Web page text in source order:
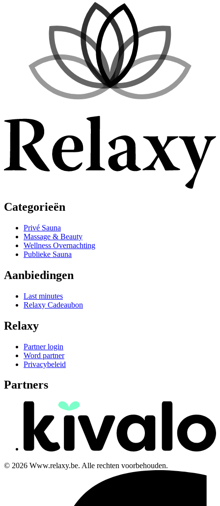
Categorieën
Privé Sauna
Massage & Beauty
Wellness Overnachting
Publieke Sauna
Aanbiedingen
Last minutes
Relaxy Cadeaubon
Relaxy
Partner login
Word partner
Privacybeleid
Partners
© 2026 Www.relaxy.be. Alle rechten voorbehouden.